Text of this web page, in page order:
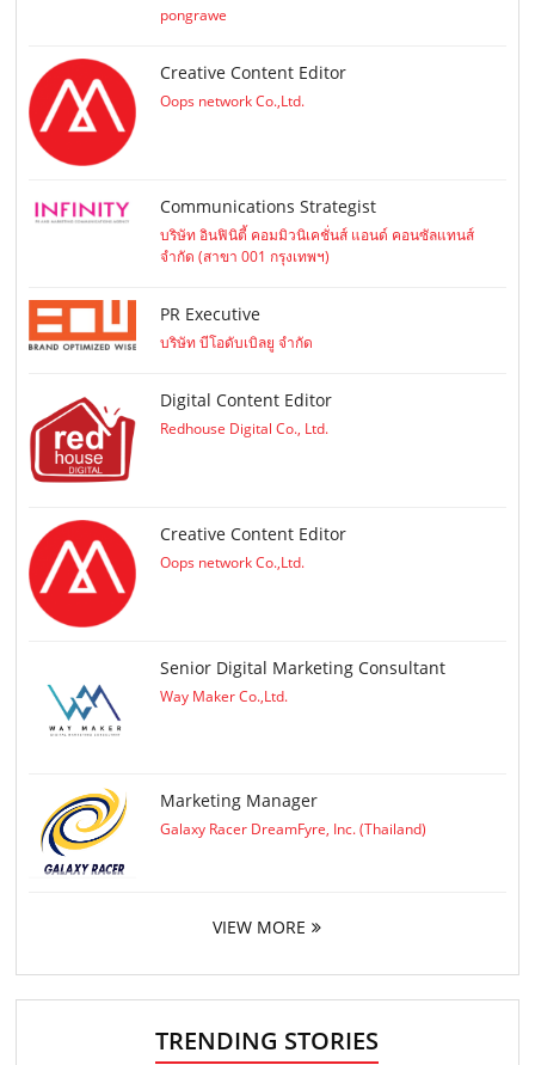
pongrawe
Creative Content Editor
Oops network Co.,Ltd.
Communications Strategist
บริษัท อินฟินิตี้ คอมมิวนิเคชั่นส์ แอนด์ คอนซัลแทนส์
จำกัด (สาขา 001 กรุงเทพฯ)
PR Executive
บริษัท บีโอดับเบิลยู จำกัด
Digital Content Editor
Redhouse Digital Co., Ltd.
Creative Content Editor
Oops network Co.,Ltd.
Senior Digital Marketing Consultant
Way Maker Co.,Ltd.
Marketing Manager
Galaxy Racer DreamFyre, Inc. (Thailand)
VIEW MORE
TRENDING STORIES